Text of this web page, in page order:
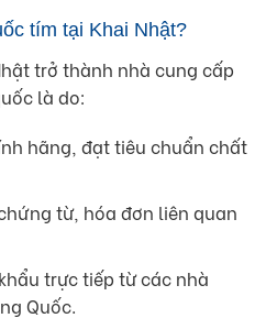
tím tại Khai Nhật?
trở thành nhà cung cấp
là do:
hãng, đạt tiêu chuẩn chất
từ, hóa đơn liên quan
trực tiếp từ các nhà
Quốc.